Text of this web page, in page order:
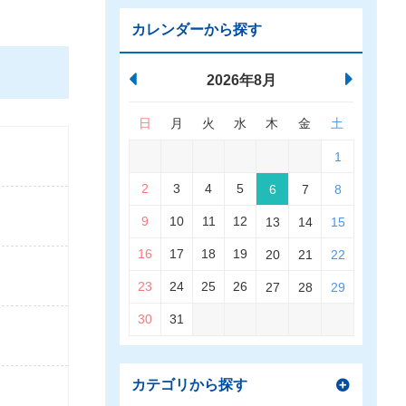
カレンダーから探す
2026年8月
日 月 火 水 木 金 土
1
2 3 4 5 6 7 8
9 10 11 12 13 14 15
16 17 18 19 20 21 22
23 24 25 26 27 28 29
30 31
カテゴリから探す